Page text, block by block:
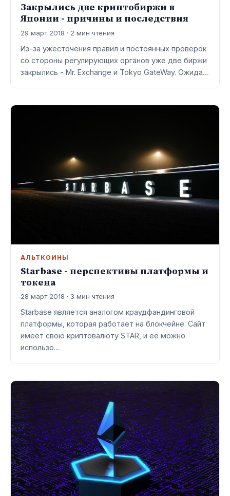
Закрылись две криптобиржи в
Японии - причины и последствия
29 март 2018 · 2 мин чтения
Из-за ужесточения правил и постоянных проверок
со стороны регулирующих органов уже две биржи
закрылись - Mr. Exchange и Tokyo GateWay. Ожида…
АЛЬТКОИНЫ
Starbase - перспективы платформы и
токена
28 март 2018 · 3 мин чтения
Starbase является аналогом краудфандинговой
платформы, которая работает на блокчейне. Сайт
имеет свою криптовалюту STAR, и ее можно
использо…